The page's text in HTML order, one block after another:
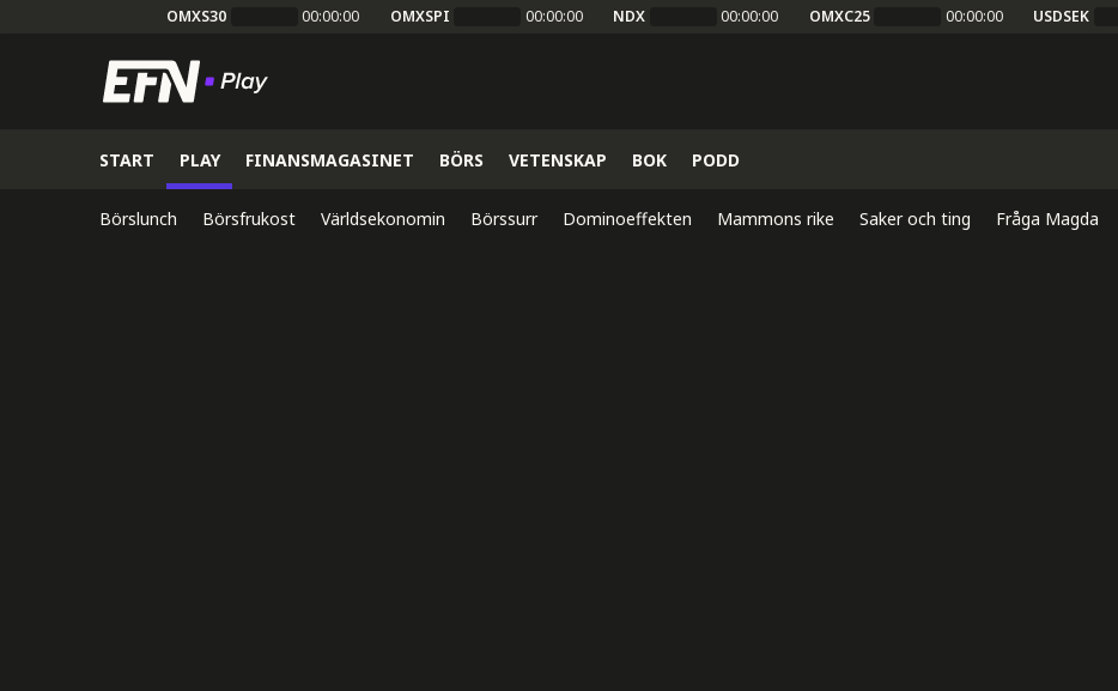
OMXS30 00:00:00 OMXSPI 00:00:00 NDX 00:00:00 OMXC25 00:00:00 USDSEK
START PLAY FINANSMAGASINET BÖRS VETENSKAP BOK PODD
Börslunch Börsfrukost Världsekonomin Börssurr Dominoeffekten Mammons rike Saker och ting Fråga Magda